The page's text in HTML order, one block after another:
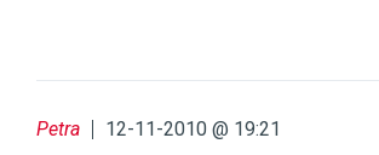
Petra 12-11-2010 @ 19:21